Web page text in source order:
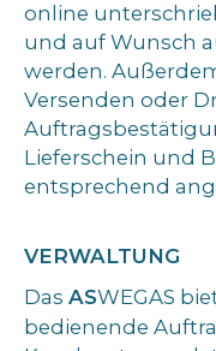
online
und auf Wunsch
werden.
Versenden oder
Lieferschein und
entsprechend
VERWALTUNG
Das ASWEGAS
bedienende